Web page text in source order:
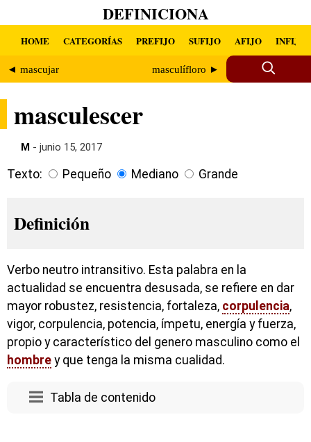
DEFINICIONA
HOME CATEGORÍAS PREFIJO SUFIJO AFIJO INFIJO
◄ mascujar masculífloro ►
masculescer
M - junio 15, 2017
Texto: Pequeño Mediano Grande
Definición
Verbo neutro intransitivo. Esta palabra en la
actualidad se encuentra desusada, se refiere en dar
mayor robustez, resistencia, fortaleza, corpulencia,
vigor, corpulencia, potencia, ímpetu, energía y fuerza,
propio y característico del genero masculino como el
hombre y que tenga la misma cualidad.
Tabla de contenido